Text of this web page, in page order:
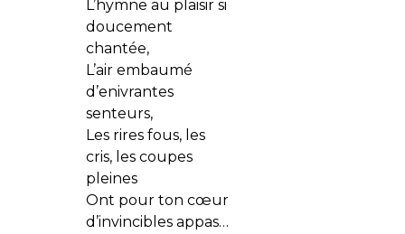
L’hymne au plaisir si
doucement
chantée,
L’air embaumé
d’enivrantes
senteurs,
Les rires fous, les
cris, les coupes
pleines
Ont pour ton cœur
d’invincibles appas…